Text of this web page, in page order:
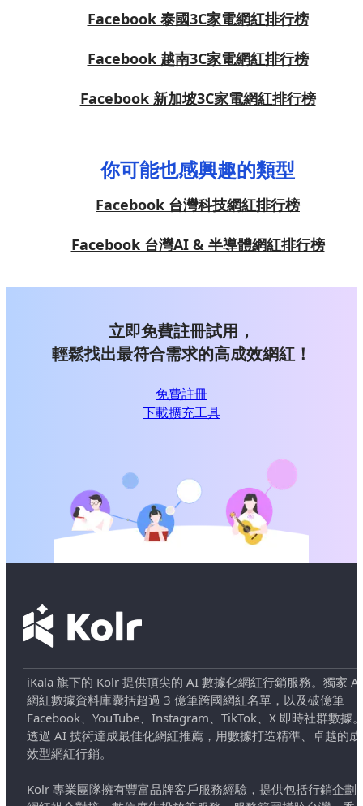
Facebook 泰國3C家電網紅排行榜
Facebook 越南3C家電網紅排行榜
Facebook 新加坡3C家電網紅排行榜
你可能也感興趣的類型
Facebook 台灣科技網紅排行榜
Facebook 台灣AI & 半導體網紅排行榜
立即免費註冊試用，
輕鬆找出最符合需求的高成效網紅！
免費註冊
下載擴充工具
iKala 旗下的 Kolr 提供頂尖的 AI 數據化網紅行銷服務。獨家 AI
網紅數據資料庫囊括超過 3 億筆跨國網紅名單，以及破億筆
Facebook、YouTube、Instagram、TikTok、X 即時社群數據
透過 AI 技術達成最佳化網紅推薦，用數據打造精準、卓越的成
效型網紅行銷。
Kolr 專業團隊擁有豐富品牌客戶服務經驗，提供包括行銷企劃